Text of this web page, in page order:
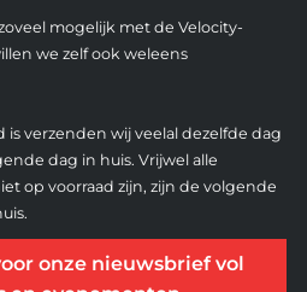
mogelijk met de Velocity-
we zelf ook weleens
verzenden wij veelal dezelfde dag
dag in huis. Vrijwel alle
op voorraad zijn, zijn de volgende
onze nieuwsbrief vol